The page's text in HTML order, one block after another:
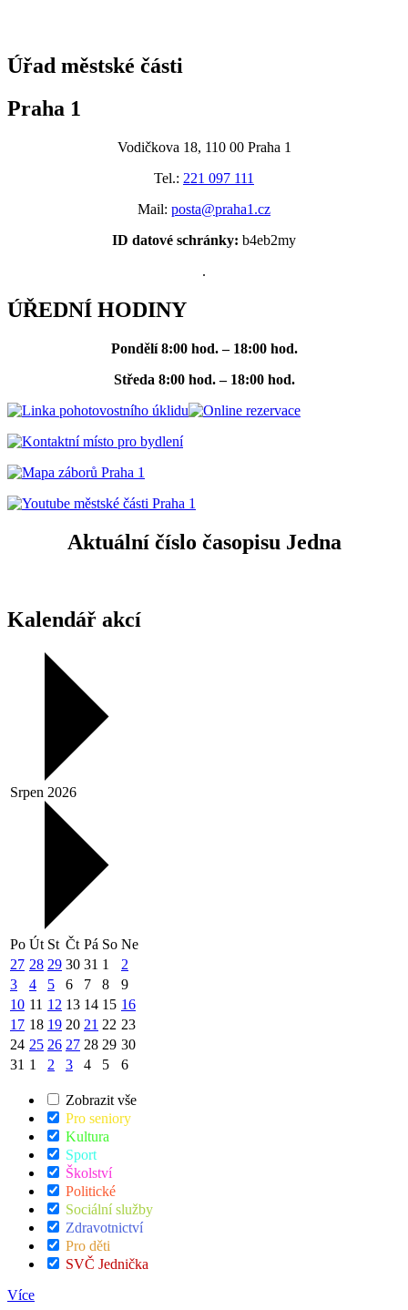
Úřad městské části
Praha 1
Vodičkova 18, 110 00 Praha 1
Tel.: 221 097 111
Mail: posta@praha1.cz
ID datové schránky: b4eb2my
.
ÚŘEDNÍ HODINY
Pondělí 8:00 hod. – 18:00 hod.
Středa 8:00 hod. – 18:00 hod.
Aktuální číslo časopisu Jedna
Kalendář akcí
Srpen 2026
Po Út St Čt Pá So Ne
27 28 29 30 31 1
2
3
4 5 6 7 8
9
10 11 12 13 14 15 16
17 18 19 20 21 22 23
24 25 26 27 28 29 30
31 1 2 3 4 5 6
Zobrazit vše
Pro seniory
Kultura
Sport
Školství
Politické
Sociální služby
Zdravotnictví
Pro děti
SVČ Jednička
Více